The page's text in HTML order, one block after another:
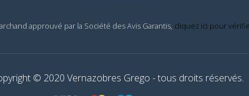
approuvé par la Société des Avis Garantis, cliquez ici pour
© 2020 Vernazobres Grego - tous droits réservés.